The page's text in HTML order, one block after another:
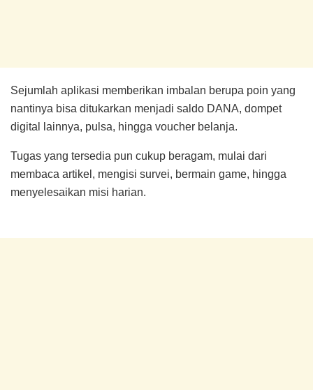
Sejumlah aplikasi memberikan imbalan berupa poin yang
nantinya bisa ditukarkan menjadi saldo DANA, dompet
digital lainnya, pulsa, hingga voucher belanja.
Tugas yang tersedia pun cukup beragam, mulai dari
membaca artikel, mengisi survei, bermain game, hingga
menyelesaikan misi harian.